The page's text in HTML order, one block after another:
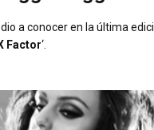
a conocer en la última
Factor‘.